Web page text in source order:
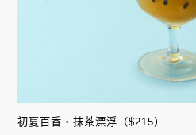
初夏百香・抹茶漂浮（$215）